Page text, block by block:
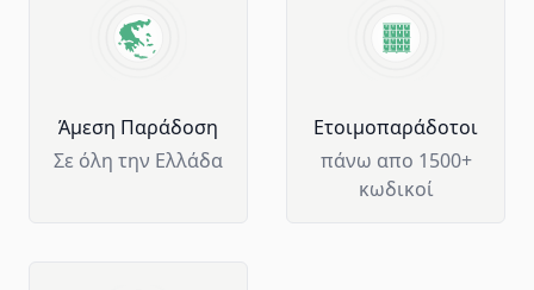
Άμεση Παράδοση
Σε όλη την Ελλάδα
Ετοιμοπαράδοτοι
πάνω απο 1500+
κωδικοί